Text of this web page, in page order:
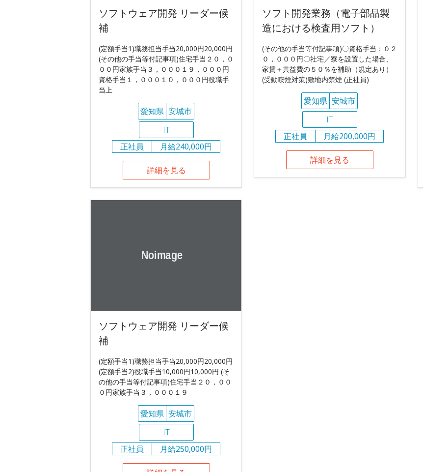
ソフトウェア開発 リーダー候
補
(定額手当1)職務担当手当20,000円20,000円
(その他の手当等付記事項)住宅手当２０，０
００円家族手当３，０００１９，０００円
資格手当１，０００１０，０００円役職手
当上
愛知県 安城市
IT
正社員
月給240,000円
詳細を見る
ソフト開発業務（電子部品製
造における検査用ソフト）
(その他の手当等付記事項)〇資格手当：０２
０，０００円〇社宅／寮を設置した場合、
家賃＋共益費の５０％を補助（規定あり）
(受動喫煙対策)敷地内禁煙 (正社員)
愛知県 安城市
IT
正社員
月給200,000円
詳細を見る
ソフトウェア開発 リーダー候
補
(定額手当1)職務担当手当20,000円20,000円
(定額手当2)役職手当10,000円10,000円 (そ
の他の手当等付記事項)住宅手当２０，００
０円家族手当３，０００１９
愛知県 安城市
IT
正社員
月給250,000円